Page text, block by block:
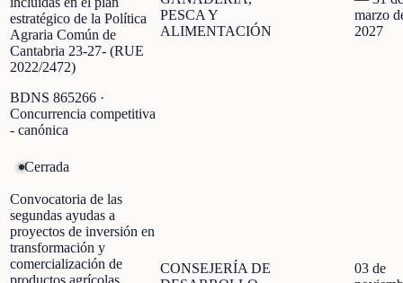
estratégico de la Política
Agraria Común de
Cantabria 23-27- (RUE
2022/2472)
BDNS 865266 ·
Concurrencia competitiva
- canónica
PESCA Y
ALIMENTACIÓN
marzo
2027
Cerrada
Convocatoria de las
segundas ayudas a
proyectos de inversión en
transformación y
comercialización de
productos agrícolas
CONSEJERÍA DE
03 de